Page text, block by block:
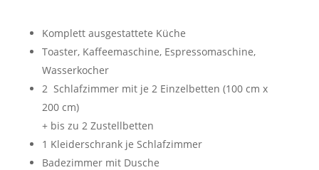
Komplett ausgestattete Küche
Toaster, Kaffeemaschine, Espressomaschine,
Wasserkocher
2 Schlafzimmer mit je 2 Einzelbetten (100 cm x
200 cm)
+ bis zu 2 Zustellbetten
1 Kleiderschrank je Schlafzimmer
Badezimmer mit Dusche